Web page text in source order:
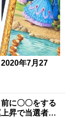
2020年7月27
前に〇〇をする
昇で当選者が